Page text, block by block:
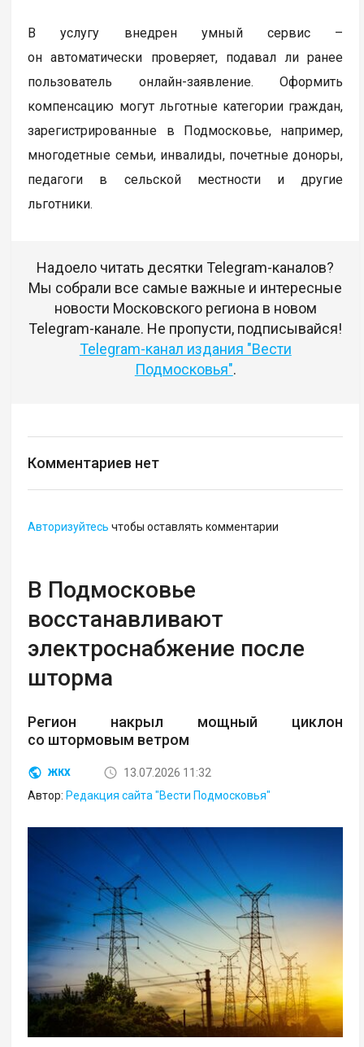
В услугу внедрен умный сервис –
он автоматически проверяет, подавал ли ранее
пользователь онлайн-заявление. Оформить
компенсацию могут льготные категории граждан,
зарегистрированные в Подмосковье, например,
многодетные семьи, инвалиды, почетные доноры,
педагоги в сельской местности и другие
льготники.
Надоело читать десятки Telegram-каналов?
Мы собрали все самые важные и интересные
новости Московского региона в новом
Telegram-канале. Не пропусти, подписывайся!
Telegram-канал издания "Вести
Подмосковья".
Комментариев нет
Авторизуйтесь чтобы оставлять комментарии
В Подмосковье
восстанавливают
электроснабжение после
шторма
Регион накрыл мощный циклон
со штормовым ветром
ЖКХ
13.07.2026 11:32
Автор: Редакция сайта "Вести Подмосковья"